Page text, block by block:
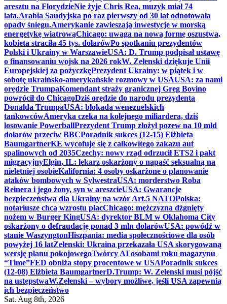
aresztu na FlorydzieNie żyje Chris Rea, muzyk miał 74
lata.Arabia Saudyjska po raz pierwszy od 30 lat odnotowała
opady śniegu.Amerykanie zawieszają inwestycje w morską
energetykę wiatrowąChicago: uwaga na nową formę oszustwa,
kobieta straciła 45 tys. dolarówPo spotkaniu prezydentów
Polski i Ukrainy w WarszawieUSA: D. Trump podpisał ustawę
o finansowaniu wojsk na 2026 rokW. Zełenski dziękuje Unii
Europejskiej za pożyczkęPrezydent Ukrainy: w piątek i w
sobotę ukraińsko-amerykańskie rozmowy w USAUSA: za nami
orędzie TrumpaKomendant straży granicznej Greg Bovino
powrócił do ChicagoDziś orędzie do narodu prezydenta
Donalda TrumpaUSA: blokada wenezuelskich
tankowcówAmeryka czeka na kolejnego miliardera, dziś
losowanie PowerballPrezydent Trump złożył pozew na 10 mld
dolarów przeciw BBCPoradnik sukces (12-15) Elżbieta
BaumgartnerKE wycofuje się z całkowitego zakazu aut
spalinowych od 2035Czechy: nowy rząd odrzucił ETS2 i pakt
migracyjnyElgin, IL: lekarz oskarżony o napaść seksualną na
nieletniej osobieKalifornia: 4 osoby oskarżone o planowanie
ataków bombowych w SylwestraUSA: morderstwo Roba
Reinera i jego żony, syn w areszcieUSA: Gwarancje
bezpieczeństwa dla Ukrainy na wzór Art.5 NATOPolska:
notariusze chcą wzrostu płacChicago: mężczyzna dźgnięty
nożem w Burger KingUSA: dyrektor BLM w Oklahoma City
oskarżony o defraudację ponad 3 mln dolarówUSA: powódź w
stanie WaszyngtonHiszpania: media społecznościowe dla osób
powyżej 16 latZełenski: Ukraina przekazała USA skorygowaną
wersję planu pokojowegoTwórcy AI osobami roku magazynu
“Time”FED obniża stopy procentowe w USAPoradnik sukces
(12-08) Elżbieta BaumgartnerD.Trump: W. Zełenski musi pójść
na ustępstwaW.Zełenski – wybory możliwe, jeśli USA zapewnią
ich bezpieczeństwo
Sat. Aug 8th, 2026